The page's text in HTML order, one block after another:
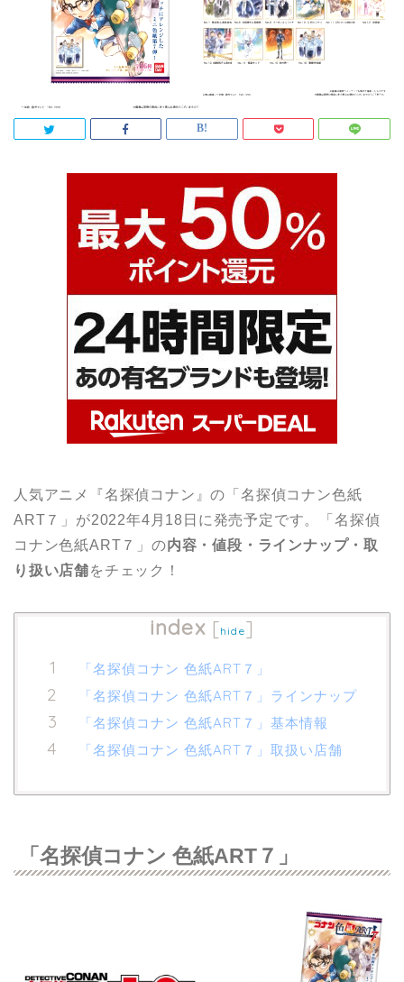
人気アニメ『名探偵コナン』の「名探偵コナン色紙
ART７」が2022年4月18日に発売予定です。「名探偵
コナン色紙ART７」の内容・値段・ラインナップ・取
り扱い店舗をチェック！
index [hide]
「名探偵コナン 色紙ART７」
「名探偵コナン 色紙ART７」ラインナップ
「名探偵コナン 色紙ART７」基本情報
「名探偵コナン 色紙ART７」取扱い店舗
「名探偵コナン 色紙ART７」